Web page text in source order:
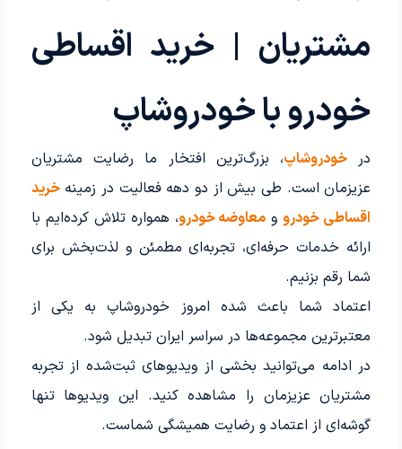
مشتریان | خرید اقساطی
خودرو با خودروشاپ
درخودروشاپ، بزرگ‌ترین افتخار ما رضایت مشتریان
عزیزمان است. طی بیش از دو دهه فعالیت در زمینهخرید
اقساطی خودروو معاوضه خودرو، همواره تلاش کرده‌ایم با
ارائه خدمات حرفه‌ای، تجربه‌ای مطمئن و لذت‌بخش برای
شما رقم بزنیم.
اعتماد شما باعث شده امروز خودروشاپ به یکی از
معتبرترین مجموعه‌ها در سراسر ایران تبدیل شود.
در ادامه می‌توانید بخشی از ویدیوهای ثبت‌شده از تجربه
مشتریان عزیزمان را مشاهده کنید. این ویدیوها تنها
گوشه‌ای از اعتماد و رضایت همیشگی شماست.